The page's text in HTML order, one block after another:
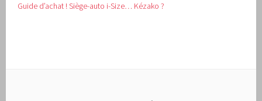
Guide d’achat !Siège-auto i-Size… Kézako ?